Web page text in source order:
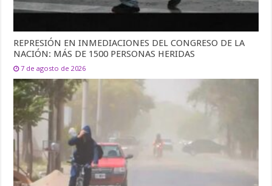
REPRESIÓN EN INMEDIACIONES DEL CONGRESO DE LA
NACIÓN: MÁS DE 1500 PERSONAS HERIDAS
7 de agosto de 2026